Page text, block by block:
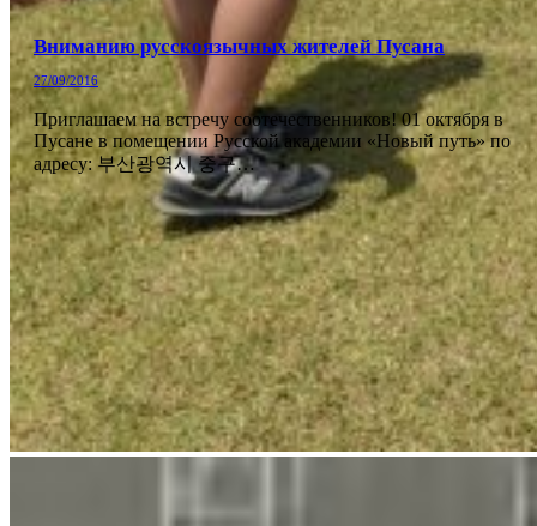
Вниманию русскоязычных жителей Пусана
27/09/2016
Приглашаем на встречу соотечественников! 01 октября в
Пусане в помещении Русской академии «Новый путь» по
адресу: 부산광역시 중구…